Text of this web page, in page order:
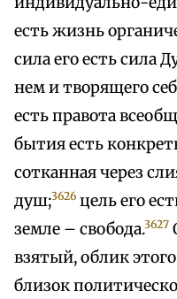
есть жизнь
сила его есть сила
нем и творящего
есть правота
бытия есть
сотканная через
душ;3626 цель его
земле – свобода.3627
взятый, облик этого
близок